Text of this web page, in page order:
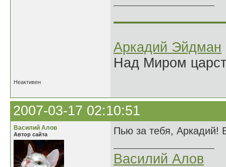
Аркадий Эйдман
Над Миром
Неактивен
2007-03-17 02:10:51
Василий Алов
Автор сайта Пью за тебя, Аркадий!
Василий Алов